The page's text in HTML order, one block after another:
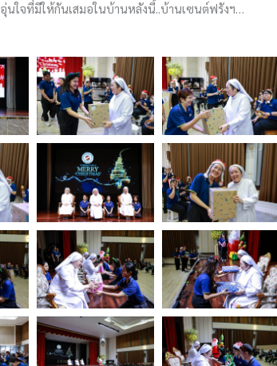
ใจที่มีให้กันเสมอในบ้านหลังนี้..บ้านเซนต์ฟรังฯ…